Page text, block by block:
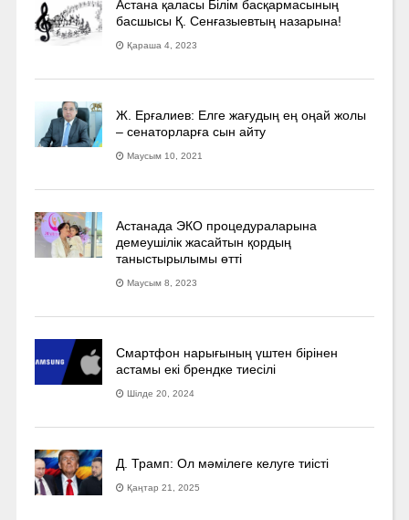
Астана қаласы Білім басқармасының
басшысы Қ. Сенғазыевтың назарына!
Қараша 4, 2023
Ж. Ерғалиев: Елге жағудың ең оңай жолы
– сенаторларға сын айту
Маусым 10, 2021
Астанада ЭКО процедураларына
демеушілік жасайтын қордың
таныстырылымы өтті
Маусым 8, 2023
Смартфон нарығының үштен бірінен
астамы екі брендке тиесілі
Шілде 20, 2024
Д. Трамп: Ол мәмілеге келуге тиісті
Қаңтар 21, 2025